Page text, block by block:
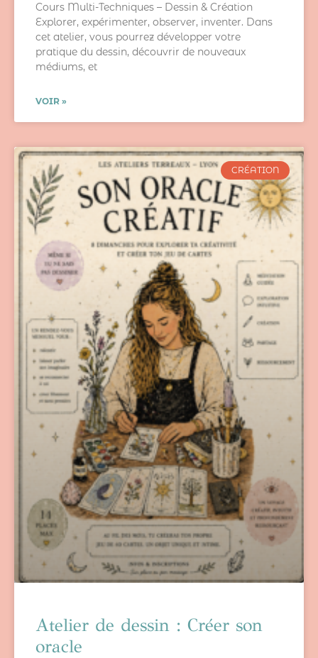
Cours Multi-Techniques – Dessin & Création
Explorer, expérimenter, observer, inventer. Dans
cet atelier, vous pourrez développer votre
pratique du dessin, découvrir de nouveaux
médiums, et
VOIR »
CRÉATION
Atelier de dessin : Créer son
oracle